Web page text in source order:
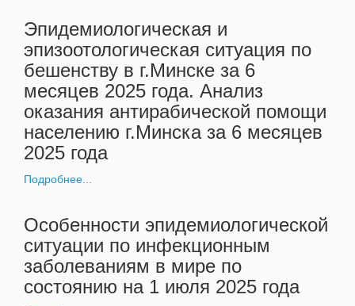
Эпидемиологическая и
эпизоотологическая ситуация по
бешенству в г.Минске зa 6
мecяцев 2025 года. Анализ
оказания антирабической помощи
населению г.Минска зa 6 месяцев
2025 года
Подробнее...
Особенности эпидемиологической
ситуации по инфекционным
заболеваниям в мире по
состоянию на 1 июля 2025 года